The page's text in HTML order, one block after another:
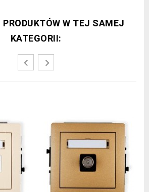
W TEJ SAMEJ
KATEGORII: